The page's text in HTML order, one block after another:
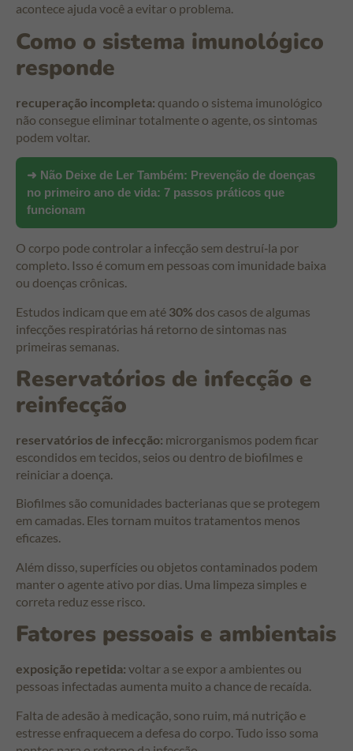
acontece ajuda você a evitar o problema.
Como o sistema imunológico
responde
recuperação incompleta: quando o sistema imunológico
não consegue eliminar totalmente o agente, os sintomas
podem voltar.
➜ Não Deixe de Ler Também: Prevenção de doenças
no primeiro ano de vida: 7 passos práticos que
funcionam
O corpo pode controlar a infecção sem destruí‑la por
completo. Isso é comum em pessoas com imunidade baixa
ou doenças crônicas.
Estudos indicam que em até 30% dos casos de algumas
infecções respiratórias há retorno de sintomas nas
primeiras semanas.
Reservatórios de infecção e
reinfecção
reservatórios de infecção: microrganismos podem ficar
escondidos em tecidos, seios ou dentro de biofilmes e
reiniciar a doença.
Biofilmes são comunidades bacterianas que se protegem
em camadas. Eles tornam muitos tratamentos menos
eficazes.
Além disso, superfícies ou objetos contaminados podem
manter o agente ativo por dias. Uma limpeza simples e
correta reduz esse risco.
Fatores pessoais e ambientais
exposição repetida: voltar a se expor a ambientes ou
pessoas infectadas aumenta muito a chance de recaída.
Falta de adesão à medicação, sono ruim, má nutrição e
estresse enfraquecem a defesa do corpo. Tudo isso soma